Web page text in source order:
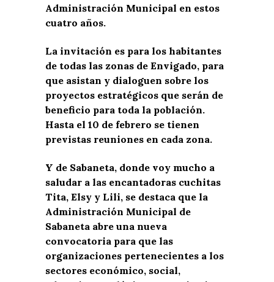
Administración Municipal en estos
cuatro años.
La invitación es para los habitantes
de todas las zonas de Envigado, para
que asistan y dialoguen sobre los
proyectos estratégicos que serán de
beneficio para toda la población.
Hasta el 10 de febrero se tienen
previstas reuniones en cada zona.
Y de Sabaneta, donde voy mucho a
saludar a las encantadoras cuchitas
Tita, Elsy y Lili, se destaca que la
Administración Municipal de
Sabaneta abre una nueva
convocatoria para que las
organizaciones pertenecientes a los
sectores económico, social,